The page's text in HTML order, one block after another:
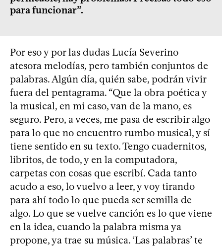
para funcionar”.
Por eso y por las dudas Lucía Severino
atesora melodías, pero también conjuntos de
palabras. Algún día, quién sabe, podrán vivir
fuera del pentagrama. “Que la obra poética y
la musical, en mi caso, van de la mano, es
seguro. Pero, a veces, me pasa de escribir algo
para lo que no encuentro rumbo musical, y sí
tiene sentido en su texto. Tengo cuadernitos,
libritos, de todo, y en la computadora,
carpetas con cosas que escribí. Cada tanto
acudo a eso, lo vuelvo a leer, y voy tirando
para ahí todo lo que pueda ser semilla de
algo. Lo que se vuelve canción es lo que viene
en la idea, cuando la palabra misma ya
propone, ya trae su música. ‘Las palabras’ te